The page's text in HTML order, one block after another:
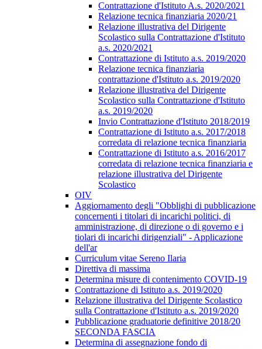
Contrattazione d'Istituto A.s. 2020/2021
Relazione tecnica finanziaria 2020/21
Relazione illustrativa del Dirigente
Scolastico sulla Contrattazione d'Istituto
a.s. 2020/2021
Contrattazione di Istituto a.s. 2019/2020
Relazione tecnica finanziaria
contrattazione d'Istituto a.s. 2019/2020
Relazione illustrativa del Dirigente
Scolastico sulla Contrattazione d'Istituto
a.s. 2019/2020
Invio Contrattazione d'Istituto 2018/2019
Contrattazione di Istituto a.s. 2017/2018
corredata di relazione tecnica finanziaria
Contrattazione di Istituto a.s. 2016/2017
corredata di relazione tecnica finanziaria e
relazione illustrativa del Dirigente
Scolastico
OIV
Aggiornamento degli "Obblighi di pubblicazione
concernenti i titolari di incarichi politici, di
amministrazione, di direzione o di governo e i
tiolari di incarichi dirigenziali" - Applicazione
dell'ar
Curriculum vitae Sereno Ilaria
Direttiva di massima
Determina misure di contenimento COVID-19
Contrattazione di Istituto a.s. 2019/2020
Relazione illustrativa del Dirigente Scolastico
sulla Contrattazione d'Istituto a.s. 2019/2020
Pubblicazione graduatorie definitive 2018/20
SECONDA FASCIA
Determina di assegnazione fondo di